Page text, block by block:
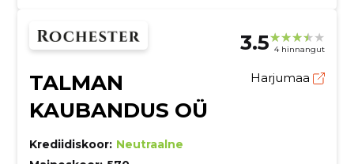
3.5 4 hinnangut
TALMAN
KAUBANDUS OÜ
Harjumaa
Krediidiskoor: Neutraalne